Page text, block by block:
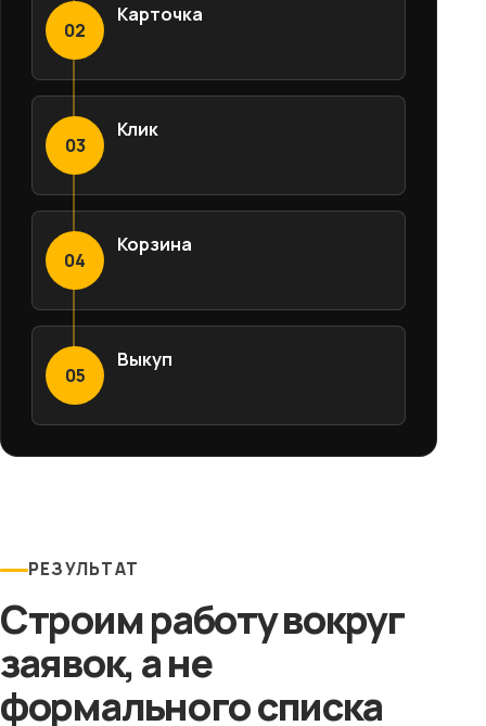
02
Карточка
03
Клик
04
Корзина
05
Выкуп
РЕЗУЛЬТАТ
Строим работу вокруг
заявок, а не
формального списка